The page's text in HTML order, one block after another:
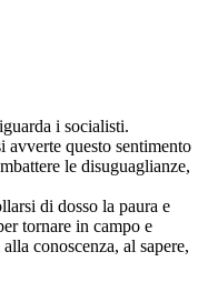
i socialisti.
avverte questo sentimento
le disuguaglianze,
di dosso la paura e
tornare in campo e
conoscenza, al sapere,